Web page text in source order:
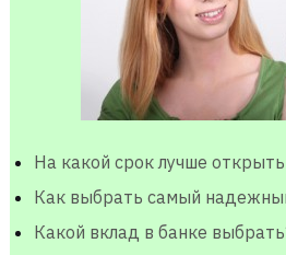
На какой срок лучше
Как выбрать самый
Какой вклад в банке